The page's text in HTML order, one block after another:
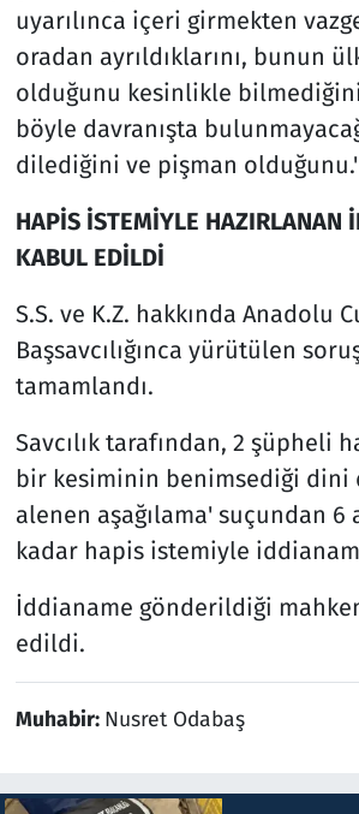
uyarılınca içeri girmekten
oradan ayrıldıklarını, bunun
olduğunu kesinlikle
böyle davranışta
dilediğini ve pişman
HAPİS İSTEMİYLE HAZIRLANAN
KABUL EDİLDİ
S.S. ve K.Z. hakkında Anadolu
Başsavcılığınca yürütülen
tamamlandı.
Savcılık tarafından, 2 şüpheli
bir kesiminin benimsediği dini
alenen aşağılama' suçundan 6
kadar hapis istemiyle
İddianame gönderildiği
edildi.
Muhabir: Nusret Odabaş